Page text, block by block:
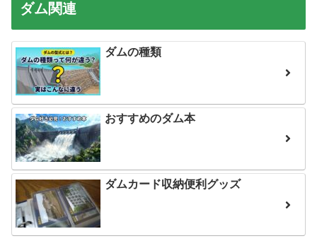
ダム関連
ダムの種類
おすすめのダム本
ダムカード収納便利グッズ